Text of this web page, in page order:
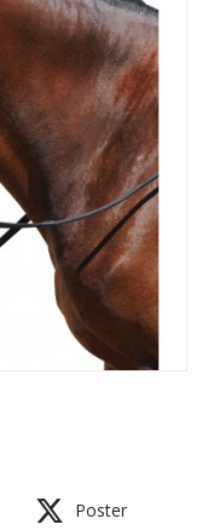
Poster